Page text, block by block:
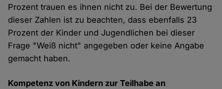
Prozent trauen es ihnen nicht zu. Bei der Bewertung
dieser Zahlen ist zu beachten, dass ebenfalls 23
Prozent der Kinder und Jugendlichen bei dieser
Frage "Weiß nicht" angegeben oder keine Angabe
gemacht haben.
Kompetenz von Kindern zur Teilhabe an